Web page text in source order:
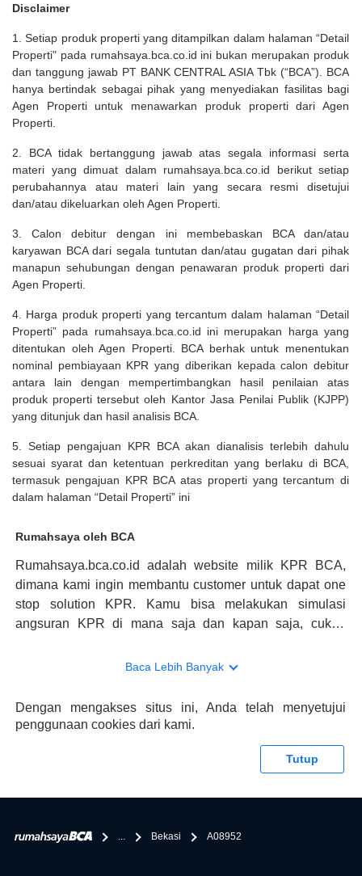
Disclaimer
1. Setiap produk properti yang ditampilkan dalam halaman “Detail
Properti" pada rumahsaya.bca.co.id ini bukan merupakan produk
dan tanggung jawab PT BANK CENTRAL ASIA Tbk (“BCA”). BCA
hanya bertindak sebagai pihak yang menyediakan fasilitas bagi
Agen Properti untuk menawarkan produk properti dari Agen
Properti.
2. BCA tidak bertanggung jawab atas segala informasi serta
materi yang dimuat dalam rumahsaya.bca.co.id berikut setiap
perubahannya atau materi lain yang secara resmi disetujui
dan/atau dikeluarkan oleh Agen Properti.
3. Calon debitur dengan ini membebaskan BCA dan/atau
karyawan BCA dari segala tuntutan dan/atau gugatan dari pihak
manapun sehubungan dengan penawaran produk properti dari
Agen Properti.
4. Harga produk properti yang tercantum dalam halaman “Detail
Properti” pada rumahsaya.bca.co.id ini merupakan harga yang
ditentukan oleh Agen Properti. BCA berhak untuk menentukan
nominal pembiayaan KPR yang diberikan kepada calon debitur
antara lain dengan mempertimbangkan hasil penilaian atas
produk properti tersebut oleh Kantor Jasa Penilai Publik (KJPP)
yang ditunjuk dan hasil analisis BCA.
5. Setiap pengajuan KPR BCA akan dianalisis terlebih dahulu
sesuai syarat dan ketentuan perkreditan yang berlaku di BCA,
termasuk pengajuan KPR BCA atas properti yang tercantum di
dalam halaman “Detail Properti” ini
Rumahsaya oleh BCA
Rumahsaya.bca.co.id adalah website milik KPR BCA,
dimana kami ingin membantu customer untuk dapat one
stop solution KPR. Kamu bisa melakukan simulasi
angsuran KPR di mana saja dan kapan saja, cukup
konsultasi mengenai KPR, maka ada layanan live chat
memberikan keuntungan yang berlipat, persyaratan
pengajuan KPR BCA juga sangat mudah, kamu bisa cek
tentang properti disini BCA hanya sebagai pihak
bertanggung jawab terhadap informasi yang rekanan
Baca Lebih Banyak
Dengan mengakses situs ini, Anda telah menyetujui
penggunaan cookies dari kami.
Tutup
... Bekasi A08952